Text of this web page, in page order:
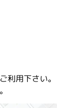
利用下さい。